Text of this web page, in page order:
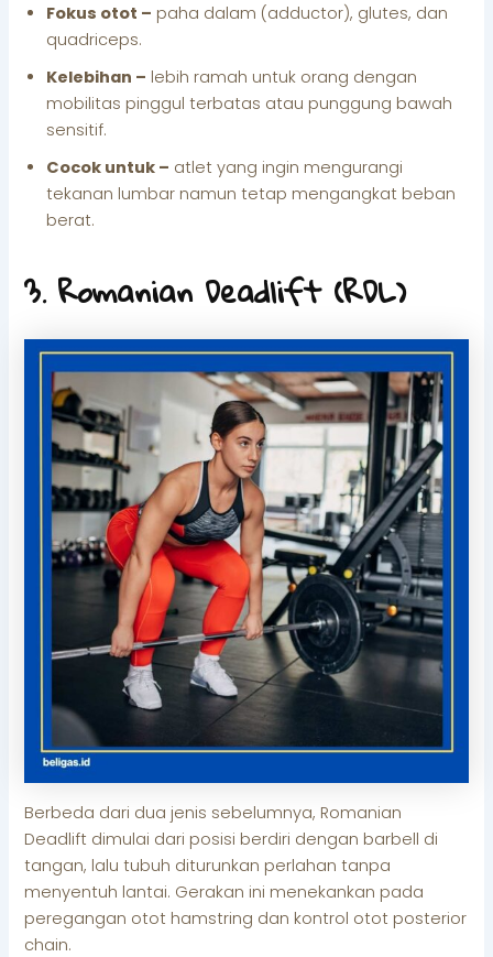
Fokus otot – paha dalam (adductor), glutes, dan
quadriceps.
Kelebihan – lebih ramah untuk orang dengan
mobilitas pinggul terbatas atau punggung bawah
sensitif.
Cocok untuk – atlet yang ingin mengurangi
tekanan lumbar namun tetap mengangkat beban
berat.
3. Romanian Deadlift (RDL)
Berbeda dari dua jenis sebelumnya, Romanian
Deadlift dimulai dari posisi berdiri dengan barbell di
tangan, lalu tubuh diturunkan perlahan tanpa
menyentuh lantai. Gerakan ini menekankan pada
peregangan otot hamstring dan kontrol otot posterior
chain.